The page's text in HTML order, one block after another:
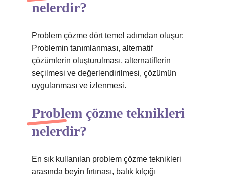
nelerdir?
Problem çözme dört temel adımdan oluşur:
Problemin tanımlanması, alternatif
çözümlerin oluşturulması, alternatiflerin
seçilmesi ve değerlendirilmesi, çözümün
uygulanması ve izlenmesi.
Problem çözme teknikleri
nelerdir?
En sık kullanılan problem çözme teknikleri
arasında beyin fırtınası, balık kılçığı